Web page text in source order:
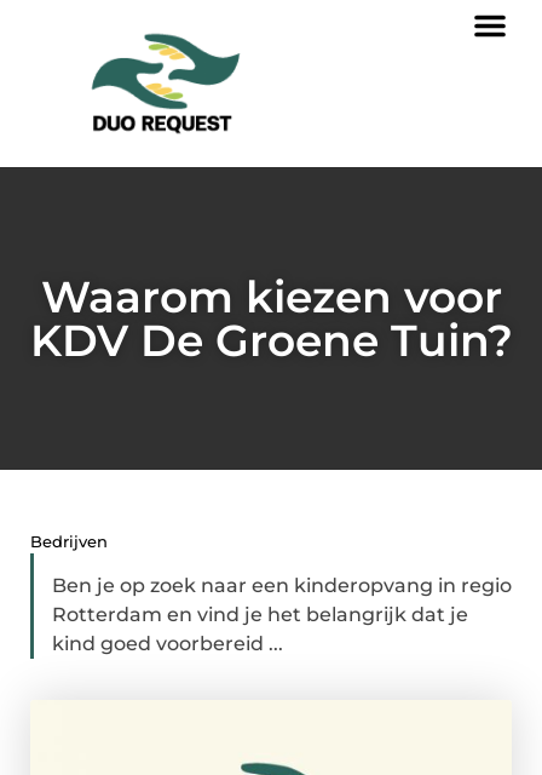
Waarom kiezen voor
KDV De Groene Tuin?
Bedrijven
Ben je op zoek naar een kinderopvang in regio
Rotterdam en vind je het belangrijk dat je
kind goed voorbereid ...